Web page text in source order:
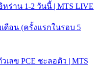
ร่าน 1-2 วันนี้ | MTS LIVE
ดือน (ครั้งแรกในรอบ 5
ลข PCE ชะลอตัว | MTS